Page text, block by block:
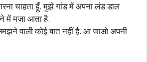
चाहता हूँ. मुझे गांड में अपना लंड डाल
में मज़ा आता है.
वाली कोई बात नहीं है. आ जाओ अपनी